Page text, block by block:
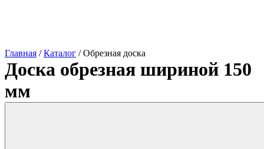
Главная /Каталог /Обрезная доска
Доска обрезная шириной 150
мм